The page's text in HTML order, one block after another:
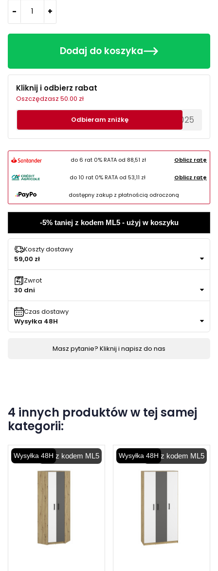
- +
Dodaj do koszyka
Kliknij i odbierz rabat
Oszczędzasz 50.00 zł
********EWS2025
Odbieram zniżkę
do 6 rat 0% RATA od 88,51 zł Oblicz ratę
do 10 rat 0% RATA od 53,11 zł Oblicz ratę
dostępny zakup z płatnością odroczoną
-5% taniej z kodem ML5 - użyj w koszyku
Koszty dostawy
59,00 zł
Zwrot
30 dni
Czas dostawy
Wysyłka 48H
Masz pytanie? Kliknij i napisz do nas
4 innych produktów w tej samej
kategorii:
-5% z kodem ML5
Wysyłka 48H -5% z kodem ML5
Wysyłka 48H